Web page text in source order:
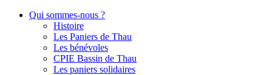
Qui sommes-nous ?
Histoire
Les Paniers de Thau
Les bénévoles
CPIE Bassin de Thau
Les paniers solidaires